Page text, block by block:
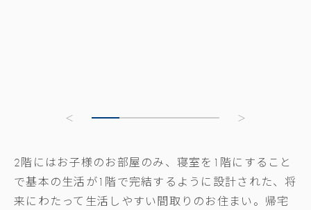
2 階にはお子様のお部屋のみ、寝室を 1 階にすること
で基本の生活が1 階で完結するように設計された、将
来にわたって生活しやすい間取りのお住まい。帰宅